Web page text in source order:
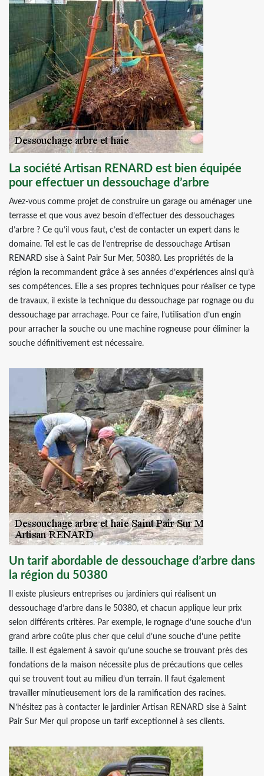
La société Artisan RENARD est bien équipée
pour effectuer un dessouchage d’arbre
Avez-vous comme projet de construire un garage ou aménager une
terrasse et que vous avez besoin d’effectuer des dessouchages
d’arbre ? Ce qu’il vous faut, c’est de contacter un expert dans le
domaine. Tel est le cas de l’entreprise de dessouchage Artisan
RENARD sise à Saint Pair Sur Mer, 50380. Les propriétés de la
région la recommandent grâce à ses années d’expériences ainsi qu’à
ses compétences. Elle a ses propres techniques pour réaliser ce type
de travaux, il existe la technique du dessouchage par rognage ou du
dessouchage par arrachage. Pour ce faire, l’utilisation d’un engin
pour arracher la souche ou une machine rogneuse pour éliminer la
souche définitivement est nécessaire.
Un tarif abordable de dessouchage d’arbre dans
la région du 50380
Il existe plusieurs entreprises ou jardiniers qui réalisent un
dessouchage d’arbre dans le 50380, et chacun applique leur prix
selon différents critères. Par exemple, le rognage d’une souche d’un
grand arbre coûte plus cher que celui d’une souche d’une petite
taille. Il est également à savoir qu’une souche se trouvant près des
fondations de la maison nécessite plus de précautions que celles
qui se trouvent tout au milieu d’un terrain. Il faut également
travailler minutieusement lors de la ramification des racines.
N’hésitez pas à contacter le jardinier Artisan RENARD sise à Saint
Pair Sur Mer qui propose un tarif exceptionnel à ses clients.